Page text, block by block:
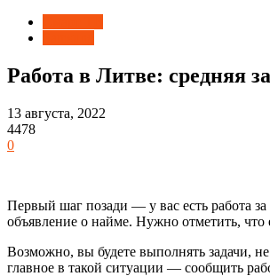
Работа в Литве: средняя
13 августа, 2022
4478
0
Первый шаг позади — у вас есть работа за
объявление о найме. Нужно отметить, что
Возможно, вы будете выполнять задачи,
главное в такой ситуации — сообщить